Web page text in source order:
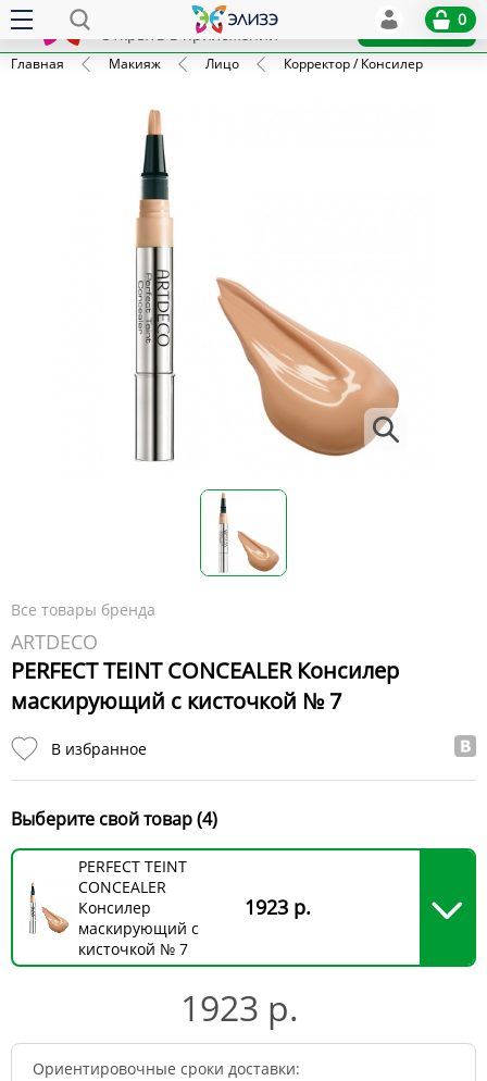
x
Открыть в приложении
Установить
0
Главная Макияж Лицо Корректор / Консилер
Все товары бренда
ARTDECO
PERFECT TEINT CONCEALER Консилер
маскирующий с кисточкой № 7
В избранное
Выберите свой товар (4)
PERFECT TEINT
CONCEALER
Консилер
маскирующий с
кисточкой № 7
1923 р.
1923 р.
Ориентировочные сроки доставки: